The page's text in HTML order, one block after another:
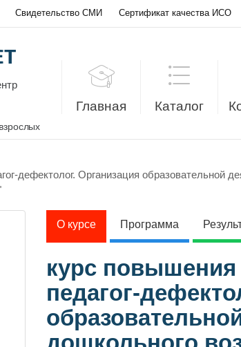
Свидетельство СМИ Сертификат качества ИСО
Главная Каталог
дефектолог. Организация образовательной
О курсе Программа
курс
педагог-